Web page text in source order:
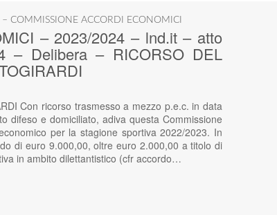
COMMISSIONE ACCORDI ECONOMICI
– 2023/2024 – lnd.it – atto
– Delibera – RICORSO DEL
Con ricorso trasmesso a mezzo p.e.c. in data
difeso e domiciliato, adiva questa Commissione
per la stagione sportiva 2022/2023. In
di euro 9.000,00, oltre euro 2.000,00 a titolo di
in ambito dilettantistico (cfr accordo…